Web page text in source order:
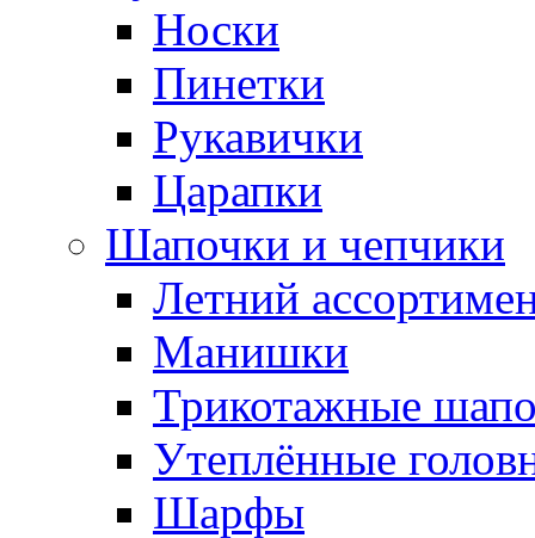
Носки
Пинетки
Рукавички
Царапки
Шапочки и чепчики
Летний
Манишки
Трикотажные
Утеплённые
Шарфы